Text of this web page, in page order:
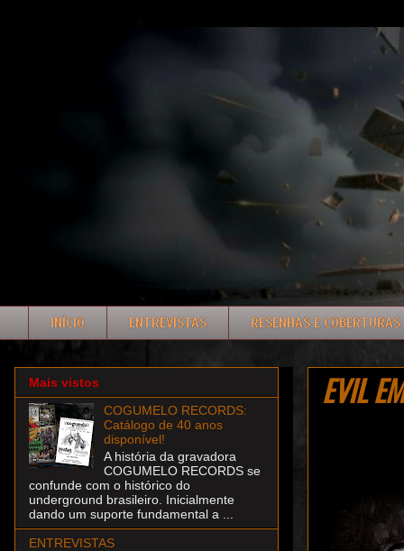
INÍCIO ENTREVISTAS RESENHAS E COBERTURAS
EVIL
Mais vistos
COGUMELO RECORDS:
Catálogo de 40 anos
disponível!
A história da gravadora
COGUMELO RECORDS se
confunde com o histórico do
underground brasileiro. Inicialmente
dando um suporte fundamental a ...
ENTREVISTAS